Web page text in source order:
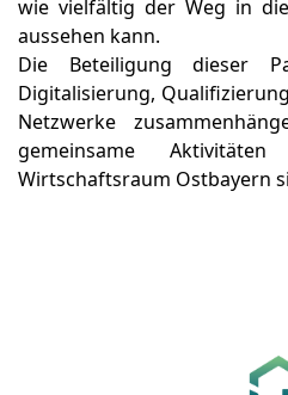
wie vielfältig der Weg in
aussehen kann.
Die Beteiligung dieser
Digitalisierung,
Netzwerke
gemeinsame
Wirtschaftsraum Ostbayern